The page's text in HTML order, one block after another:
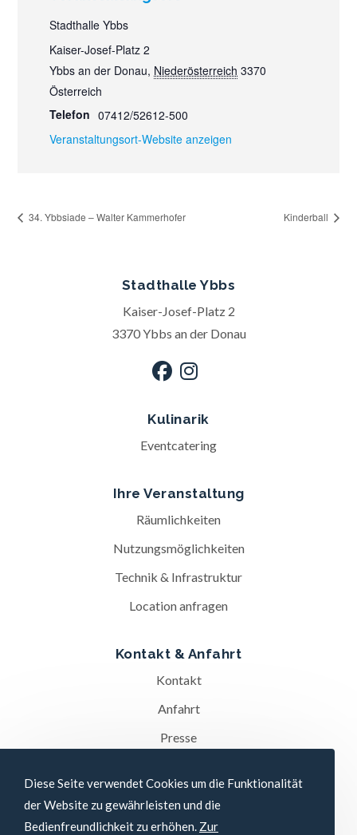
Stadthalle Ybbs
Kaiser-Josef-Platz 2
Ybbs an der Donau, Niederösterreich 3370
Österreich
Telefon 07412/52612-500
Veranstaltungsort-Website anzeigen
34. Ybbsiade – Walter Kammerhofer Kinderball
Stadthalle Ybbs
Kaiser-Josef-Platz 2
3370 Ybbs an der Donau
Kulinarik
Eventcatering
Ihre Veranstaltung
Räumlichkeiten
Nutzungsmöglichkeiten
Technik & Infrastruktur
Location anfragen
Kontakt & Anfahrt
Kontakt
Anfahrt
Presse
Datenschutz­erklärung Impressum
Diese Seite verwendet Cookies um die Funktionalität
der Website zu gewährleisten und die
Bedienfreundlichkeit zu erhöhen. Zur